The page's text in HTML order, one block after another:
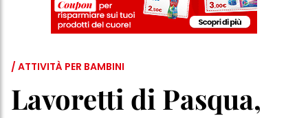
/ ATTIVITÀ PER BAMBINI
Lavoretti di Pasqua,